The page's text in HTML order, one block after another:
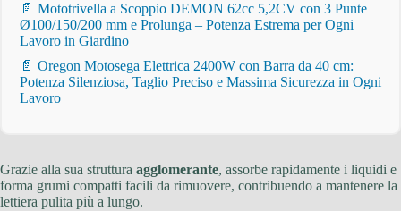
📄 Mototrivella a Scoppio DEMON 62cc 5,2CV con 3 Punte
Ø100/150/200 mm e Prolunga – Potenza Estrema per Ogni
Lavoro in Giardino
📄 Oregon Motosega Elettrica 2400W con Barra da 40 cm:
Potenza Silenziosa, Taglio Preciso e Massima Sicurezza in Ogni
Lavoro
Grazie alla sua struttura agglomerante, assorbe rapidamente i liquidi e
forma grumi compatti facili da rimuovere, contribuendo a mantenere la
lettiera pulita più a lungo.